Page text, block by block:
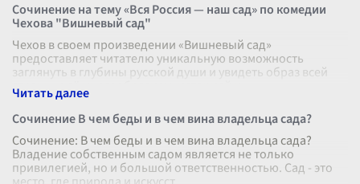
Сочинение на тему «Вся Россия — наш сад» по комедии
Чехова "Вишневый сад"
Чехов в своем произведении «Вишневый сад»
предоставляет читателю уникальную возможность
заглянуть в глубины русской души и увидеть образ всей
страны, с её многообразием, историей и
Сочинение В чем беды и в чем вина владельца сада?
Сочинение: В чем беды и в чем вина владельца сада?
Владение собственным садом является не только
привилегией, но и большой ответственностью. Сад - это